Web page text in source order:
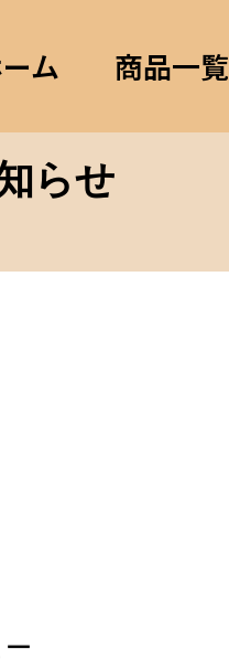
ム 商品一覧
らせ